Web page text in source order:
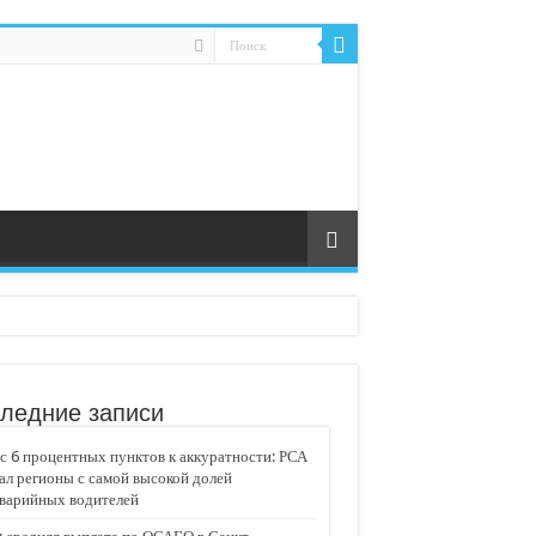
«Движение»
записи
6 процентных пунктов к аккуратности: РСА
регионы с самой высокой долей
водителей